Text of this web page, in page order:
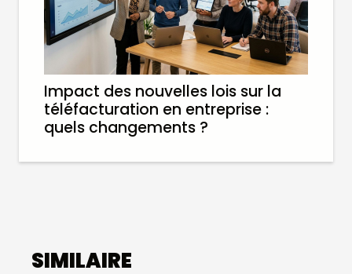
Impact des nouvelles lois sur la
téléfacturation en entreprise :
quels changements ?
SIMILAIRE